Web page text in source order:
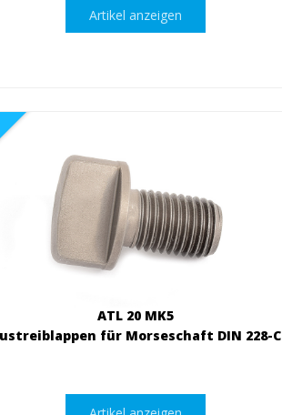
Artikel anzeigen
ATL 20 MK5
für Morseschaft DIN 228-C